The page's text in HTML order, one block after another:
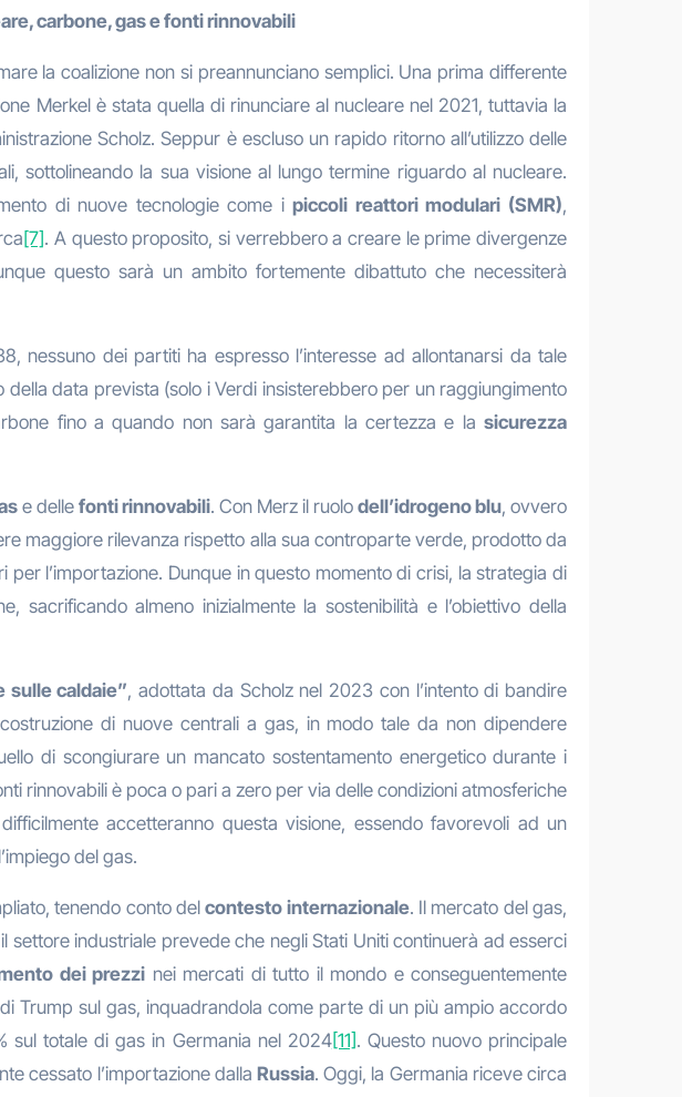
carbone, gas e fonti rinnovabili
la coalizione non si preannunciano semplici. Una prima differente
Merkel è stata quella di rinunciare al nucleare nel 2021, tuttavia la
Scholz. Seppur è escluso un rapido ritorno all’utilizzo delle
sottolineando la sua visione al lungo termine riguardo al nucleare.
di nuove tecnologie come ipiccoli reattori modulari (SMR),
[7]. A questo proposito, si verrebbero a creare le prime divergenze
questo sarà un ambito fortemente dibattuto che necessiterà
nessuno dei partiti ha espresso l’interesse ad allontanarsi da tale
data prevista (solo i Verdi insisterebbero per un raggiungimento
fino a quando non sarà garantita la certezza e la sicurezza
e delle fonti rinnovabili. Con Merz il ruolo dell’idrogeno blu, ovvero
maggiore rilevanza rispetto alla sua controparte verde, prodotto da
l’importazione. Dunque in questo momento di crisi, la strategia di
almeno inizialmente la sostenibilità e l’obiettivo della
sulle caldaie”, adottata da Scholz nel 2023 con l’intento di bandire
di nuove centrali a gas, in modo tale da non dipendere
di scongiurare un mancato sostentamento energetico durante i
rinnovabili è poca o pari a zero per via delle condizioni atmosferiche
accetteranno questa visione, essendo favorevoli ad un
del gas.
tenendo conto delcontesto internazionale. Il mercato del gas,
settore industriale prevede che negli Stati Uniti continuerà ad esserci
dei prezzi nei mercati di tutto il mondo e conseguentemente
Trump sul gas, inquadrandola come parte di un più ampio accordo
sul totale di gas in Germania nel 2024[11]. Questo nuovo principale
cessato l’importazione dallaRussia. Oggi, la Germania riceve circa